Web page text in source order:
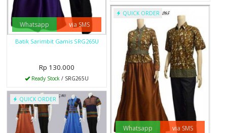
Whatsapp via SMS
Batik Sarimbit Gamis SRG265U
Rp 130.000
Ready Stock / SRG265U
QUICK ORDER
Whatsapp via SMS
QUICK ORDER